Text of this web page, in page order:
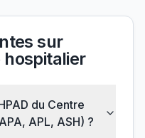
sur
hospitalier
du Centre
APL, ASH) ?